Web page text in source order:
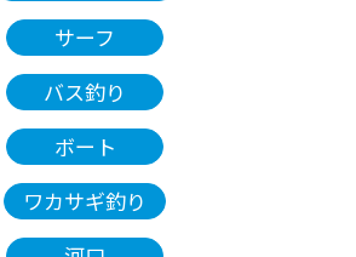
サーフ
バス釣り
ボート
ワカサギ釣り